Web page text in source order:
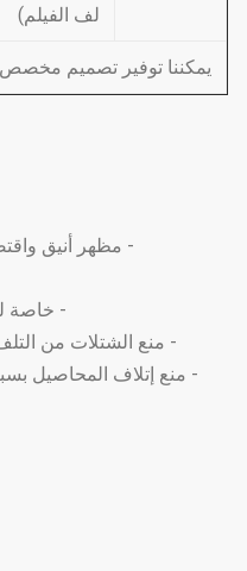
لف الفيلم)
يمكننا توفير تصميم
- مظهر أنيق
- خاصة
- منع الشتلات من
- منع إتلاف المحاصيل